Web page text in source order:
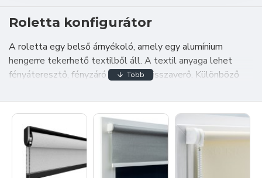
Roletta konfigurátor
A roletta egy belső árnyékoló, amely egy alumínium
hengerre tekerhető textilből áll. A textil anyaga lehet
fényáteresztő, fényzáró vagy fényvisszaverő. Különböző
A legegyszerűbb típus a tok nélküli roletta, amely
közvetlenül az ablakra vagy a falra szerelhető. A tokos
roletta egy alumínium tokban helyezkedik el, amely védi a
textilt a sérülésektől továbbá előnyösebb megjelenést
kölcsönöz. A tetőtéri ablakokhoz speciális tetőtéri